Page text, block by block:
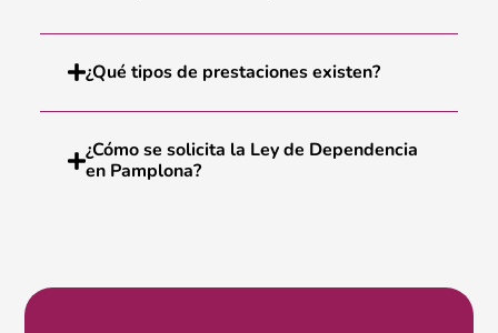
¿Qué tipos de prestaciones existen?
¿Cómo se solicita la Ley de Dependencia
en Pamplona?